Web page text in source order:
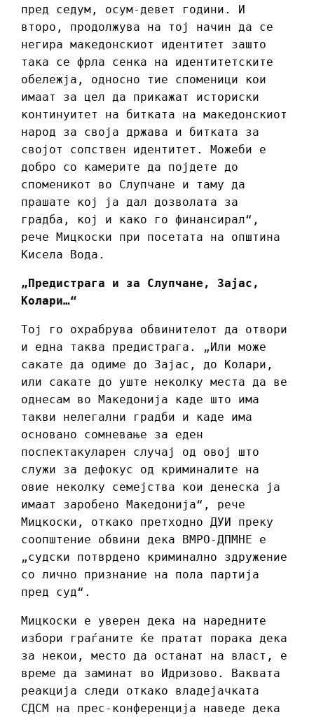
пред седум, осум-девет години. И
второ, продолжува на тој начин да се
негира македонскиот идентитет зашто
така се фрла сенка на идентитетските
обележја, односно тие споменици кои
имаат за цел да прикажат историски
континуитет на битката на македонскиот
народ за своја држава и битката за
својот сопствен идентитет. Можеби е
добро со камерите да појдете до
споменикот во Слупчане и таму да
прашате кој ја дал дозволата за
градба, кој и како го финансирал“,
рече Мицкоски при посетата на општина
Кисела Вода.
„Предистрага и за Слупчане, Зајас,
Колари…“
Тој го охрабрува обвинителот да отвори
и една таква предистрага. „Или може
сакате да одиме до Зајас, до Колари,
или сакате до уште неколку места да ве
однесам во Македонија каде што има
такви нелегални градби и каде има
основано сомневање за еден
поспектакуларен случај од овој што
служи за дефокус од криминалите на
овие неколку семејства кои денеска ја
имаат заробено Македонија“, рече
Мицкоски, откако претходно ДУИ преку
соопштение обвини дека ВМРО-ДПМНЕ е
„судски потврдено криминално здружение
со лично признание на пола партија
пред суд“.
Мицкоски е уверен дека на наредните
избори граѓаните ќе пратат порака дека
за некои, место да останат на власт, е
време да заминат во Идризово. Ваквата
реакција следи откако владејачката
СДСМ на прес-конференција наведе дека